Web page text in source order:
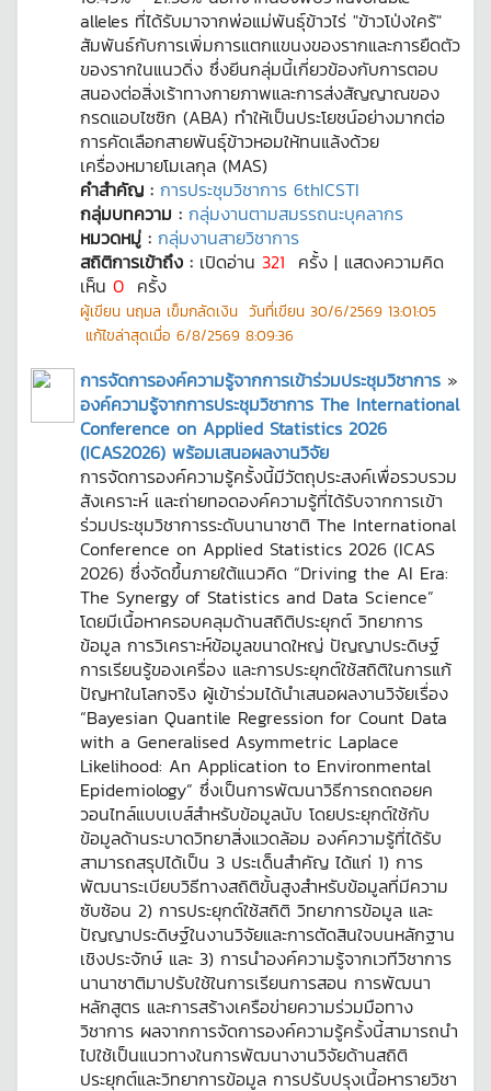
alleles ที่ได้รับมาจากพ่อแม่พันธุ์ข้าวไร่ "ข้าวโป่งใคร้"
สัมพันธ์กับการเพิ่มการแตกแขนงของรากและการยืดตัว
ของรากในแนวดิ่ง ซึ่งยีนกลุ่มนี้เกี่ยวข้องกับการตอบ
สนองต่อสิ่งเร้าทางกายภาพและการส่งสัญญาณของ
กรดแอบไซซิก (ABA) ทำให้เป็นประโยชน์อย่างมากต่อ
การคัดเลือกสายพันธุ์ข้าวหอมให้ทนแล้งด้วย
เครื่องหมายโมเลกุล (MAS)
คำสำคัญ : การประชุมวิชาการ 6thICSTI
กลุ่มบทความ : กลุ่มงานตามสมรรถนะบุคลากร
หมวดหมู่ : กลุ่มงานสายวิชาการ
สถิติการเข้าถึง : เปิดอ่าน 321 ครั้ง | แสดงความคิด
เห็น 0 ครั้ง
ผู้เขียน นฤมล เข็มกลัดเงิน วันที่เขียน 30/6/2569 13:01:05
แก้ไขล่าสุดเมื่อ 6/8/2569 8:09:36
การจัดการองค์ความรู้จากการเข้าร่วมประชุมวิชาการ »
องค์ความรู้จากการประชุมวิชาการ The International
Conference on Applied Statistics 2026
(ICAS2026) พร้อมเสนอผลงานวิจัย
การจัดการองค์ความรู้ครั้งนี้มีวัตถุประสงค์เพื่อรวบรวม
สังเคราะห์ และถ่ายทอดองค์ความรู้ที่ได้รับจากการเข้า
ร่วมประชุมวิชาการระดับนานาชาติ The International
Conference on Applied Statistics 2026 (ICAS
2026) ซึ่งจัดขึ้นภายใต้แนวคิด “Driving the AI Era:
The Synergy of Statistics and Data Science”
โดยมีเนื้อหาครอบคลุมด้านสถิติประยุกต์ วิทยาการ
ข้อมูล การวิเคราะห์ข้อมูลขนาดใหญ่ ปัญญาประดิษฐ์
การเรียนรู้ของเครื่อง และการประยุกต์ใช้สถิติในการแก้
ปัญหาในโลกจริง ผู้เข้าร่วมได้นำเสนอผลงานวิจัยเรื่อง
“Bayesian Quantile Regression for Count Data
with a Generalised Asymmetric Laplace
Likelihood: An Application to Environmental
Epidemiology” ซึ่งเป็นการพัฒนาวิธีการถดถอยค
วอนไทล์แบบเบส์สำหรับข้อมูลนับ โดยประยุกต์ใช้กับ
ข้อมูลด้านระบาดวิทยาสิ่งแวดล้อม องค์ความรู้ที่ได้รับ
สามารถสรุปได้เป็น 3 ประเด็นสำคัญ ได้แก่ 1) การ
พัฒนาระเบียบวิธีทางสถิติขั้นสูงสำหรับข้อมูลที่มีความ
ซับซ้อน 2) การประยุกต์ใช้สถิติ วิทยาการข้อมูล และ
ปัญญาประดิษฐ์ในงานวิจัยและการตัดสินใจบนหลักฐาน
เชิงประจักษ์ และ 3) การนำองค์ความรู้จากเวทีวิชาการ
นานาชาติมาปรับใช้ในการเรียนการสอน การพัฒนา
หลักสูตร และการสร้างเครือข่ายความร่วมมือทาง
วิชาการ ผลจากการจัดการองค์ความรู้ครั้งนี้สามารถนำ
ไปใช้เป็นแนวทางในการพัฒนางานวิจัยด้านสถิติ
ประยุกต์และวิทยาการข้อมูล การปรับปรุงเนื้อหารายวิชา